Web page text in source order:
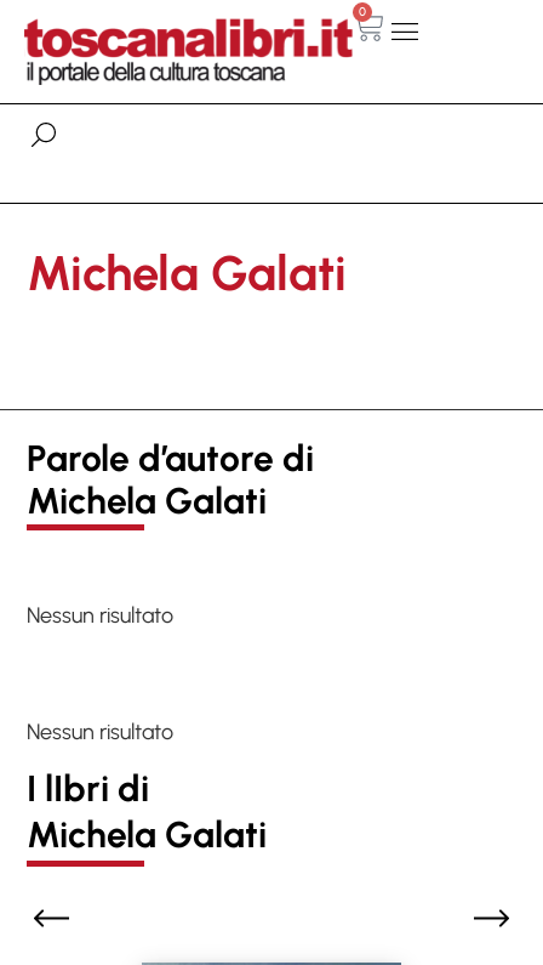
0
Michela Galati
Parole d’autore di
Michela Galati
Nessun risultato
Nessun risultato
I lIbri di
Michela Galati